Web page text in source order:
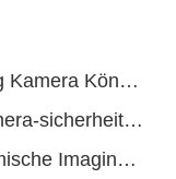
die Kraftwerk Industrie
sicherheit kraft
Von Road Qualität